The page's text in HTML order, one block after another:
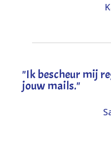
"Ik bescheur mij
jouw mails."